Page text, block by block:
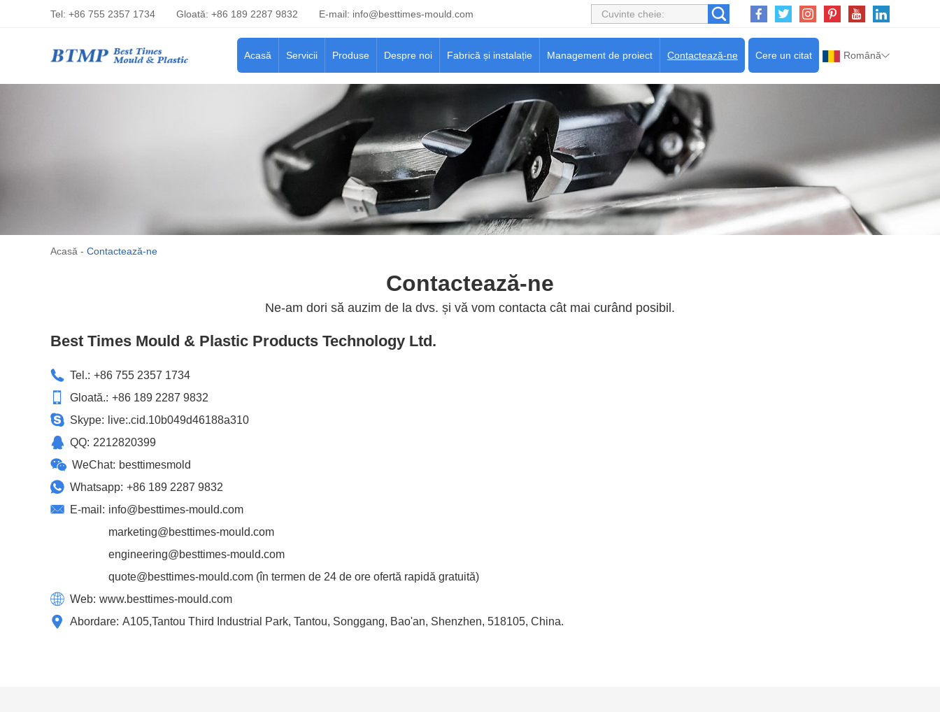
Tel: +86 755 2357 1734 Gloată: +86 189 2287 9832 E-mail: info@besttimes-mould.com
Română
Cere un citat
Acasă Servicii Produse Despre noi Fabrică și instalație Management de proiect Contactează-ne
Acasă - Contactează-ne
Contactează-ne
Ne-am dori să auzim de la dvs. și vă vom contacta cât mai curând posibil.
Best Times Mould & Plastic Products Technology Ltd.
Tel.: +86 755 2357 1734
Gloată.: +86 189 2287 9832
Skype:
live:.cid.10b049d46188a310
QQ: 2212820399
WeChat: besttimesmold
Whatsapp: +86 189 2287 9832
E-mail: info@besttimes-mould.com
marketing@besttimes-mould.com
engineering@besttimes-mould.com
quote@besttimes-mould.com (în termen de 24 de ore ofertă rapidă gratuită)
Web: www.besttimes-mould.com
Abordare: A105,Tantou Third Industrial Park, Tantou, Songgang, Bao'an, Shenzhen, 518105, China.